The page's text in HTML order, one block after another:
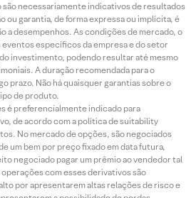
necessariamente indicativos de resultados
ou garantia, de forma expressa ou implícita, é
a desempenhos. As condições de mercado, o
específicos da empresa e do setor
investimento, podendo resultar até mesmo
A duração recomendada para o
prazo. Não há quaisquer garantias sobre o
de produto.
é preferencialmente indicado para
de acordo com a política de suitability
No mercado de opções, são negociados
um bem por preço fixado em data futura,
negociado pagar um prêmio ao vendedor tal
com esses derivativos são
por apresentarem altas relações de risco e